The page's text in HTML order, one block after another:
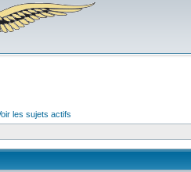
les sujets actifs